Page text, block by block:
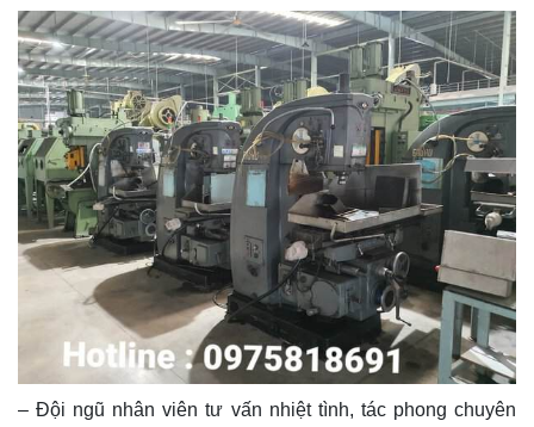
– Đội ngũ nhân viên tư vấn nhiệt tình, tác phong chuyên